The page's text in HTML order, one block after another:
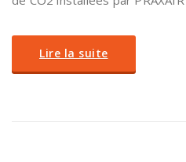
Lire la suite